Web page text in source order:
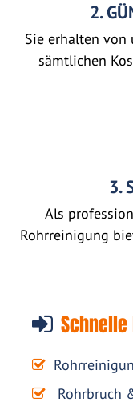
2.
Sie erhalten
sämtlichen
3.
Als
Rohrreinigung
Rohrbruch